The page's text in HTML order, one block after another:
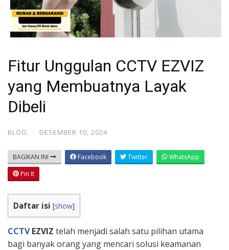
Fitur Unggulan CCTV EZVIZ
yang Membuatnya Layak
Dibeli
BLOG · DESEMBER 10, 2024
BAGIKAN INI Facebook Twitter
WhatsApp
Pin It
Daftar isi [show]
CCTVEZVIZ telah menjadi salah satu pilihan utama
bagi banyak orang yang mencari solusi keamanan